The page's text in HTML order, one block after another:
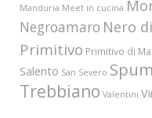
Manduria Meet in cucina
Negroamaro Nero
Primitivo Primitivo di
Salento San Severo
Trebbiano Valentini